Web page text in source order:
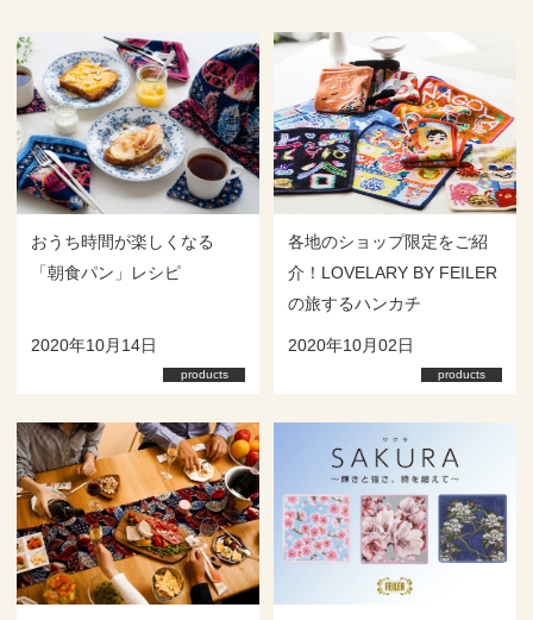
おうち時間が楽しくなる
「朝食パン」レシピ
2020年10月14日
products
各地のショップ限定をご紹
介！LOVELARY BY FEILER
の旅するハンカチ
2020年10月02日
products